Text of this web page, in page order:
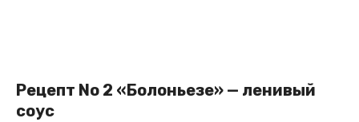
Рецепт No 2 «Болоньезе» — ленивый
соус